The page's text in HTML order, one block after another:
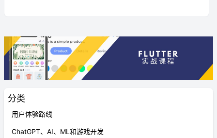
分类
用户体验路线
ChatGPT、AI、ML和游戏开发